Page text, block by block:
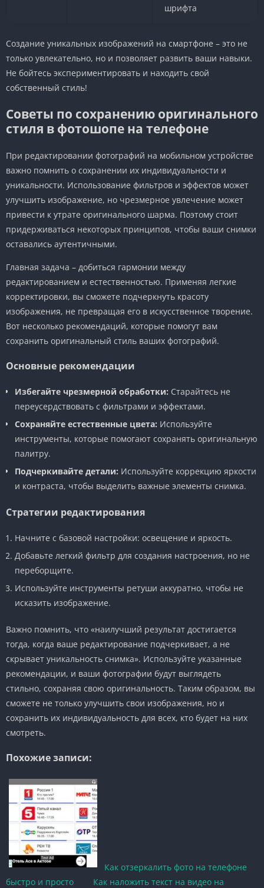
шрифта
Создание уникальных изображений на смартфоне – это не
только увлекательно, но и позволяет развить ваши навыки.
Не бойтесь экспериментировать и находить свой
собственный стиль!
Советы по сохранению оригинального
стиля в фотошопе на телефоне
При редактировании фотографий на мобильном устройстве
важно помнить о сохранении их индивидуальности и
уникальности. Использование фильтров и эффектов может
улучшить изображение, но чрезмерное увлечение может
привести к утрате оригинального шарма. Поэтому стоит
придерживаться некоторых принципов, чтобы ваши снимки
оставались аутентичными.
Главная задача – добиться гармонии между
редактированием и естественностью. Применяя легкие
корректировки, вы сможете подчеркнуть красоту
изображения, не превращая его в искусственное творение.
Вот несколько рекомендаций, которые помогут вам
сохранить оригинальный стиль ваших фотографий.
Основные рекомендации
Избегайте чрезмерной обработки: Старайтесь не
переусердствовать с фильтрами и эффектами.
Сохраняйте естественные цвета: Используйте
инструменты, которые помогают сохранять оригинальную
палитру.
Подчеркивайте детали: Используйте коррекцию яркости
и контраста, чтобы выделить важные элементы снимка.
Стратегии редактирования
Начните с базовой настройки: освещение и яркость.
Добавьте легкий фильтр для создания настроения, но не
переборщите.
Используйте инструменты ретуши аккуратно, чтобы не
исказить изображение.
Важно помнить, что «наилучший результат достигается
тогда, когда ваше редактирование подчеркивает, а не
скрывает уникальность снимка». Используйте указанные
рекомендации, и ваши фотографии будут выглядеть
стильно, сохраняя свою оригинальность. Таким образом, вы
сможете не только улучшить свои изображения, но и
сохранить их индивидуальность для всех, кто будет на них
смотреть.
Похожие записи:
Как отзеркалить фото на телефоне
быстро и просто
Как наложить текст на видео на